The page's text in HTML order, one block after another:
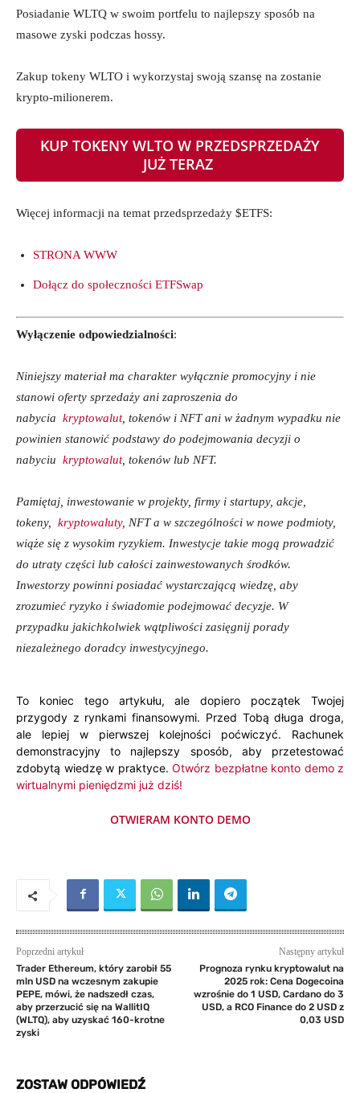
Posiadanie WLTQ w swoim portfelu to najlepszy sposób na
masowe zyski podczas hossy.
Zakup tokeny WLTO i wykorzystaj swoją szansę na zostanie
krypto-milionerem.
KUP TOKENY WLTO W PRZEDSPRZEDAŻY
JUŻ TERAZ
Więcej informacji na temat przedsprzedaży $ETFS:
STRONA WWW
Dołącz do społeczności ETFSwap
Wyłączenie odpowiedzialności:
Niniejszy materiał ma charakter wyłącznie promocyjny i nie
stanowi oferty sprzedaży ani zaproszenia do
nabycia kryptowalut, tokenów i NFT ani w żadnym wypadku nie
powinien stanowić podstawy do podejmowania decyzji o
nabyciu kryptowalut, tokenów lub NFT.
Pamiętaj, inwestowanie w projekty, firmy i startupy, akcje,
tokeny,
kryptowaluty, NFT a w szczególności w nowe podmioty,
wiąże się z wysokim ryzykiem. Inwestycje takie mogą prowadzić
do utraty części lub całości zainwestowanych środków.
Inwestorzy powinni posiadać wystarczającą wiedzę, aby
zrozumieć ryzyko i świadomie podejmować decyzje. W
przypadku jakichkolwiek wątpliwości zasięgnij porady
niezależnego doradcy inwestycyjnego.
To koniec tego artykułu, ale dopiero początek Twojej
przygody z rynkami finansowymi. Przed Tobą długa droga,
ale lepiej w pierwszej kolejności poćwiczyć. Rachunek
demonstracyjny to najlepszy sposób, aby przetestować
zdobytą wiedzę w praktyce. Otwórz bezpłatne konto demo z
wirtualnymi pieniędzmi już dziś!
OTWIERAM KONTO DEMO
Poprzedni artykuł
Trader Ethereum, który zarobił 55
mln USD na wczesnym zakupie
PEPE, mówi, że nadszedł czas,
aby przerzucić się na WallitIQ
(WLTQ), aby uzyskać 160-krotne
zyski
Następny artykuł
Prognoza rynku kryptowalut na
2025 rok: Cena Dogecoina
wzrośnie do 1 USD, Cardano do 3
USD, a RCO Finance do 2 USD z
0,03 USD
ZOSTAW ODPOWIEDŹ